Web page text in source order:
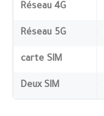
Réseau 4G
Réseau 5G
carte SIM
Deux SIM